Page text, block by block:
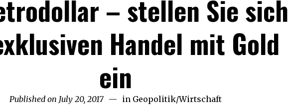
– stellen Sie sich
Handel mit Gold
ein
Published on July 20, 2017 in Geopolitik/Wirtschaft